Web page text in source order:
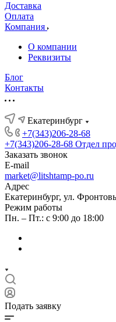
Доставка
Оплата
Компания
О компании
Реквизиты
Блог
Контакты
Екатеринбург
+7(343)206-28-68
+7(343)206-28-68 Отдел
Заказать звонок
E-mail
market@litshtamp-po.ru
Адрес
Екатеринбург, ул.
Режим работы
Пн. – Пт.: с 9:00 до 18:00
Подать заявку